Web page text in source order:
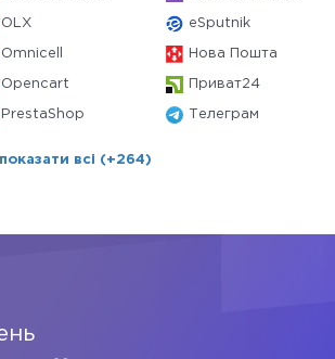
OLX eSputnik
Omnicell Нова Пошта
Opencart Приват24
PrestaShop Телеграм
показати всі (+264)